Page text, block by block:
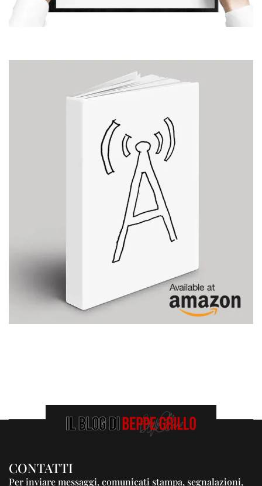
CONTATTI
Per inviare messaggi, comunicati stampa, segnalazioni,